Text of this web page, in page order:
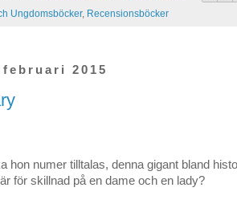
Ungdomsböcker, Recensionsböcker
2015
hon numer tilltalas, denna gigant bland
för skillnad på en dame och en lady?